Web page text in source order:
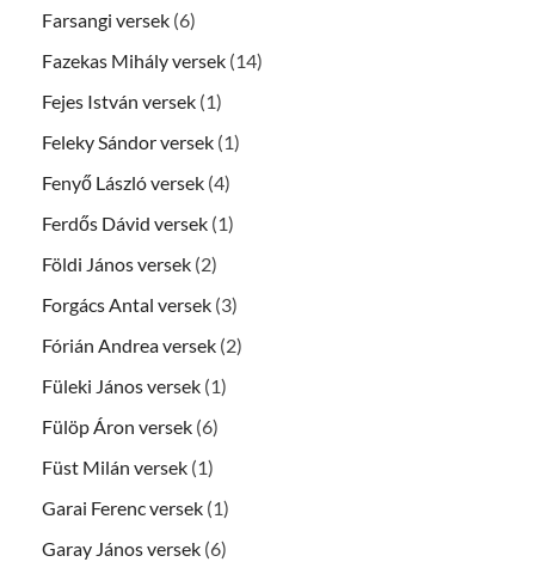
Farsangi versek (6)
Fazekas Mihály versek (14)
Fejes István versek (1)
Feleky Sándor versek (1)
Fenyő László versek (4)
Ferdős Dávid versek (1)
Földi János versek (2)
Forgács Antal versek (3)
Fórián Andrea versek (2)
Füleki János versek (1)
Fülöp Áron versek (6)
Füst Milán versek (1)
Garai Ferenc versek (1)
Garay János versek (6)